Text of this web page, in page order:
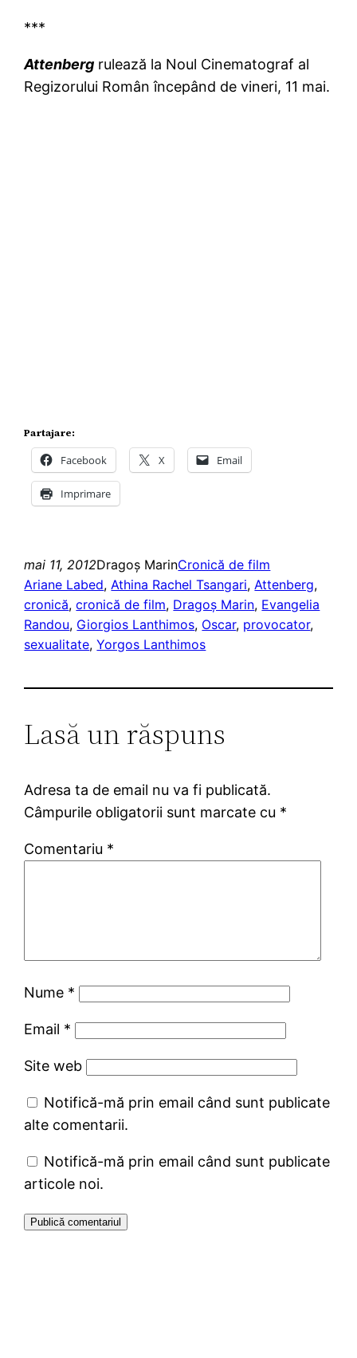
***
Attenberg rulează la Noul Cinematograf al
Regizorului Român începând de vineri, 11 mai.
Partajare:
Facebook X Email
Imprimare
mai 11, 2012Dragoş MarinCronică de film
Ariane Labed, Athina Rachel Tsangari, Attenberg
cronică, cronică de film, Dragoş Marin, Evangelia
Randou, Giorgios Lanthimos, Oscar, provocator
sexualitate, Yorgos Lanthimos
Lasă un răspuns
Adresa ta de email nu va fi publicată.
Câmpurile obligatorii sunt marcate cu *
Comentariu *
Nume *
Email *
Site web
Notifică-mă prin email când sunt publicate
alte comentarii.
Notifică-mă prin email când sunt publicate
articole noi.